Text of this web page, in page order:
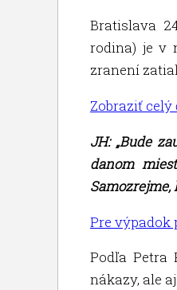
Bratislava
rodina) je v
zranení
Zobraziť
JH: „Bude
danom
Pre výpadok
Podľa Petra
nákazy, ale